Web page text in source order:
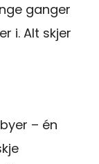
ganger
i. Alt skjer
– én